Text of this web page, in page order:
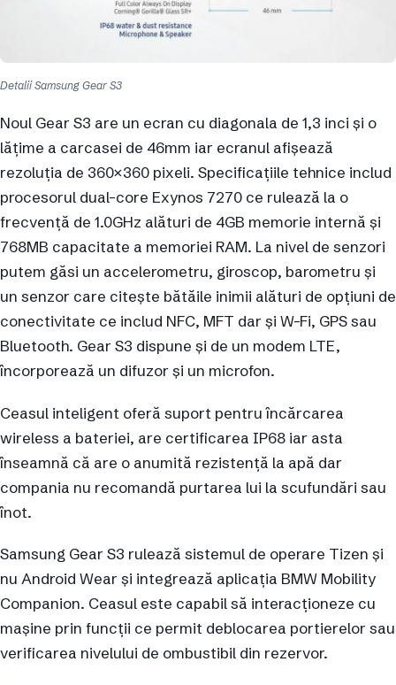
Detalii Samsung Gear S3
Noul Gear S3 are un ecran cu diagonala de 1,3 inci și o
lățime a carcasei de 46mm iar ecranul afișează
rezoluția de 360×360 pixeli. Specificațiile tehnice includ
procesorul dual-core Exynos 7270 ce rulează la o
frecvență de 1.0GHz alături de 4GB memorie internă și
768MB capacitate a memoriei RAM. La nivel de senzori
putem găsi un accelerometru, giroscop, barometru și
un senzor care citește bătăile inimii alături de opțiuni de
conectivitate ce includ NFC, MFT dar și W-Fi, GPS sau
Bluetooth. Gear S3 dispune și de un modem LTE,
încorporează un difuzor și un microfon.
Ceasul inteligent oferă suport pentru încărcarea
wireless a bateriei, are certificarea IP68 iar asta
înseamnă că are o anumită rezistență la apă dar
compania nu recomandă purtarea lui la scufundări sau
înot.
Samsung Gear S3 rulează sistemul de operare Tizen și
nu Android Wear și integrează aplicația BMW Mobility
Companion. Ceasul este capabil să interacționeze cu
mașine prin funcții ce permit deblocarea portierelor sau
verificarea nivelului de ombustibil din rezervor.